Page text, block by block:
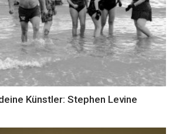
Künstler: Stephen Levine